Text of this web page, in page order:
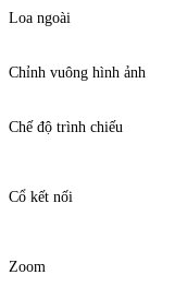
Loa ngoài
Chỉnh vuông hình ảnh
Chế độ trình chiếu
Cổ kết nối
Zoom